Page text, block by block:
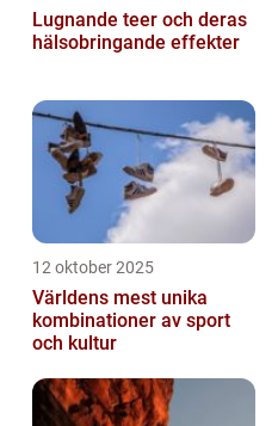
Lugnande teer och deras
hälsobringande effekter
12 oktober 2025
Världens mest unika
kombinationer av sport
och kultur